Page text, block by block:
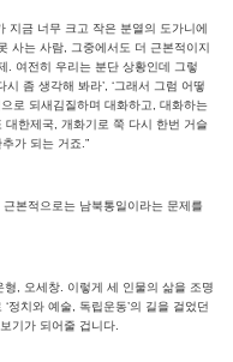
지금 너무 크고 작은 분열의 도가니에
사는 사람, 그중에서도 더 근본적이지
. 여전히 우리는 분단 상황인데 그렇
좀 생각해 봐라’, ‘그래서 그럼 어떻
로 되새김질하며 대화하고, 대화하는
한제국, 개화기로 쭉 다시 한번 거슬
가 되는 거죠.”
본적으로는 남북통일이라는 문제를
, 오세창. 이렇게 세 인물의 삶을 조명
정치와 예술, 독립운동’의 길을 걸었던
기가 되어줄 겁니다.